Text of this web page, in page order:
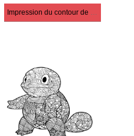
Impression du contour de Carapuce